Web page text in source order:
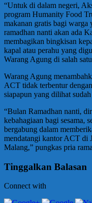
“Untuk di dalam negeri,
program Humanity Food
makanan gratis bagi warga
ramadhan nanti akan ada
membagikan bingkisan
kapal atau perahu yang
Warang Agung di salah
Warang Agung
ACT tidak terbentur
siapapun yang dilihat
“Bulan Ramadhan nanti,
kebahagiaan bagi sesama,
bergabung dalam
mendatangi kantor ACT
Malang,” pungkas pria
Tinggalkan Balasan
Connect with